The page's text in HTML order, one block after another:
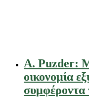
Α. Puzder:
οικονομία